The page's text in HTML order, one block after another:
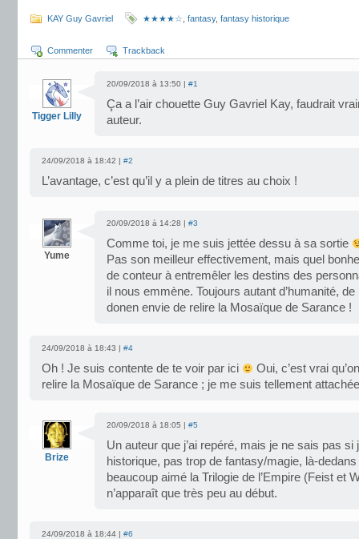
KAY Guy Gavriel ★★★★☆ fantasy, fantasy historique
Commenter Trackback
Tigger Lilly
20/09/2018 à 13:50 | #1
Ça a l’air chouette Guy Gavriel Kay, faudrait
auteur.
24/09/2018 à 18:42 | #2
L’avantage, c’est qu’il y a plein de titres au choix !
Yume
20/09/2018 à 14:28 | #3
Comme toi, je me suis jettée dessu à sa sortie
Pas son meilleur effectivement, mais quel
de conteur à entremêler les destins des
il nous emmène. Toujours autant d’humanité,
donen envie de relire la Mosaïque de Sarance !
24/09/2018 à 18:43 | #4
Oh ! Je suis contente de te voir par ici
Oui, c’est vrai
relire la Mosaïque de Sarance ; je me suis tellement
Brize
20/09/2018 à 18:05 | #5
Un auteur que j’ai repéré, mais je ne sais pas si
historique, pas trop de fantasy/magie, là-
beaucoup aimé la Trilogie de l’Empire (Feist et
n’apparaît que très peu au début.
24/09/2018 à 18:44 | #6